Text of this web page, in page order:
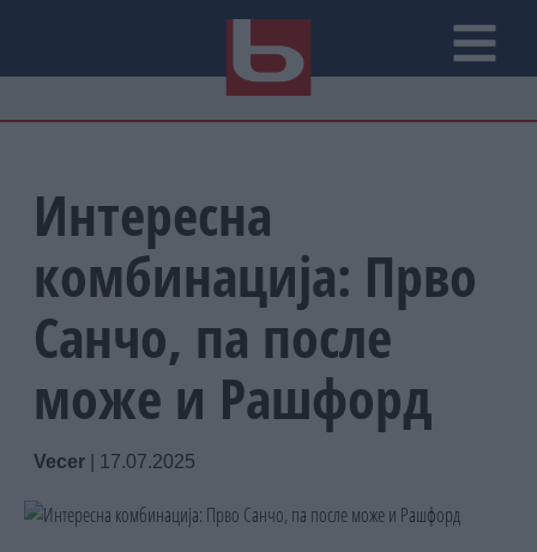
Интересна
комбинација: Прво
Санчо, па после
може и Рашфорд
Vecer 17.07.2025